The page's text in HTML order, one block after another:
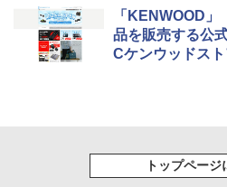
「KENWOOD
品を販売する公
Cケンウッドスト
トップページ